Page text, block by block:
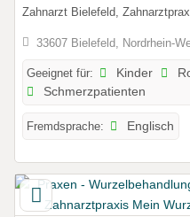
Zahnarzt Bielefeld,
33607 Bielefeld, Nordrhein-
Geeignet für: Kinder
Schmerzpatienten
Fremdsprache: Englisch